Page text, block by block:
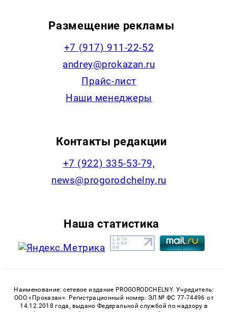
Размещение рекламы
+7 (917) 911-22-52
andrey@prokazan.ru
Прайс-лист
Наши менеджеры
Контакты редакции
+7 (922) 335-53-79,
news@progorodchelny.ru
Наша статистика
Наименование: сетевое издание PROGORODCHELNY. Учредитель:
ООО «Проказан». Регистрационный номер: ЭЛ № ФС 77-74496 от
14.12.2018 года, выдано Федеральной службой по надзору в